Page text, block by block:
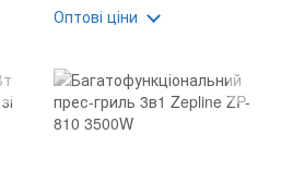
Оптові ціни